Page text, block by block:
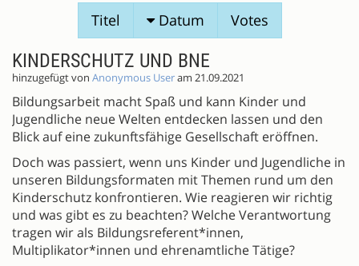
SESSIONVORSCHLÄGE
Titel Datum Votes
KINDERSCHUTZ UND BNE
hinzugefügt von Anonymous Useram 21.09.2021
Bildungsarbeit macht Spaß und kann Kinder und
Jugendliche neue Welten entdecken lassen und den
Blick auf eine zukunftsfähige Gesellschaft eröffnen.
Doch was passiert, wenn uns Kinder und Jugendliche in
unseren Bildungsformaten mit Themen rund um den
Kinderschutz konfrontieren. Wie reagieren wir richtig
und was gibt es zu beachten? Welche Verantwortung
tragen wir als Bildungsreferent*innen,
Multiplikator*innen und ehrenamtliche Tätige?